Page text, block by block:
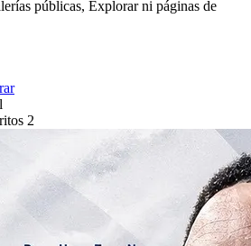
públicas, Explorar ni páginas de
2